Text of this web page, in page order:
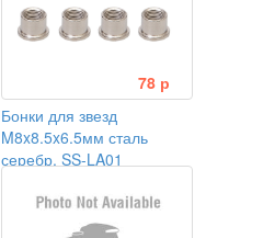
78 р
Бонки для звезд
M8x8.5x6.5мм сталь
серебр. SS-LA01